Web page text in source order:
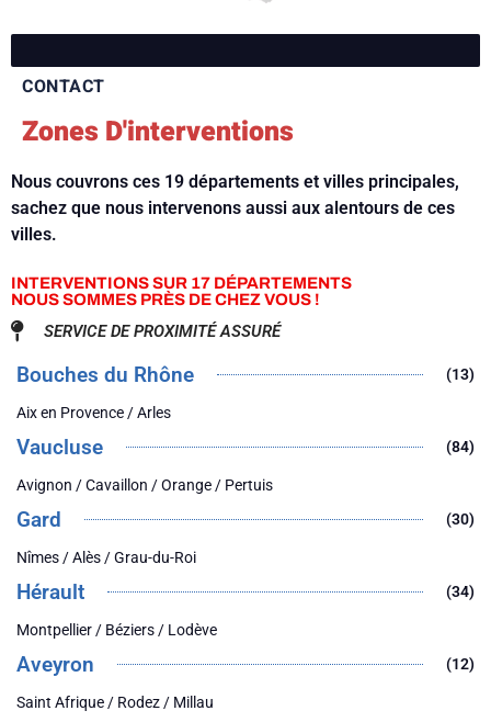
CONTACT
Zones D'interventions
Nous couvrons ces 19 départements et villes principales,
sachez que nous intervenons aussi aux alentours de ces
villes.
INTERVENTIONS SUR 17 DÉPARTEMENTS
NOUS SOMMES PRÈS DE CHEZ VOUS !
SERVICE DE PROXIMITÉ ASSURÉ
Bouches du Rhône (13)
Aix en Provence / Arles
Vaucluse (84)
Avignon / Cavaillon / Orange / Pertuis
Gard (30)
Nîmes / Alès / Grau-du-Roi
Hérault (34)
Montpellier / Béziers / Lodève
Aveyron (12)
Saint Afrique / Rodez / Millau